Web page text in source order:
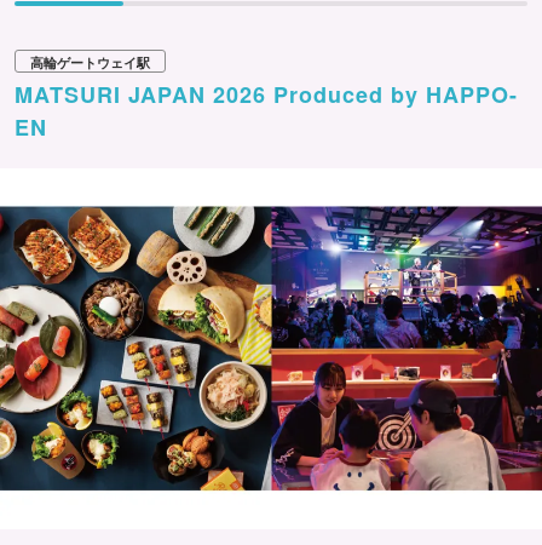
高輪ゲートウェイ駅
MATSURI JAPAN 2026 Produced by HAPPO-
EN